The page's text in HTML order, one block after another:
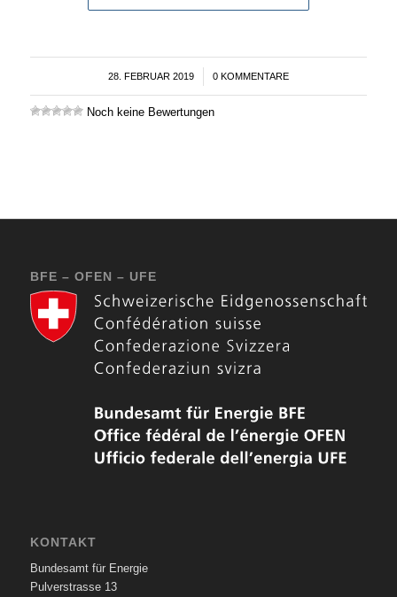
28. FEBRUAR 2019
/ 0 KOMMENTARE
Noch keine Bewertungen
BFE – OFEN – UFE
KONTAKT
Bundesamt für Energie
Pulverstrasse 13